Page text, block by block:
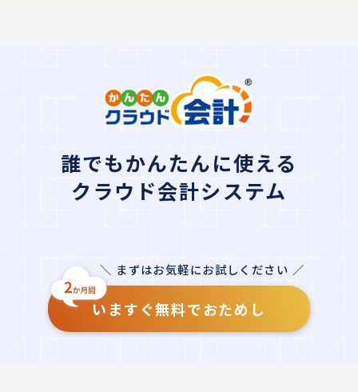
誰でもかんたんに使える
クラウド会計システム
＼ まずはお気軽にお試しください ／
いますぐ無料でおためし